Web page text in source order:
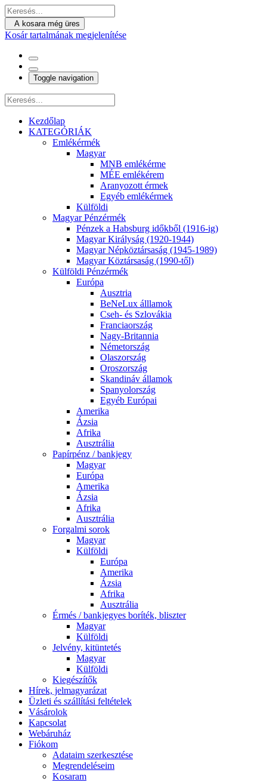
A kosara még üres
Kosár tartalmának megjelenítése
Toggle navigation
Kezdőlap
KATEGÓRIÁK
Emlékérmék
Magyar
MNB emlékérme
MÉE emlékérem
Aranyozott érmek
Egyéb emlékérmek
Külföldi
Magyar Pénzérmék
Pénzek a Habsburg időkből (1916-ig)
Magyar Királyság (1920-1944)
Magyar Népköztársaság (1945-1989)
Magyar Köztársaság (1990-től)
Külföldi Pénzérmék
Európa
Ausztria
BeNeLux álllamok
Cseh- és Szlovákia
Franciaország
Nagy-Britannia
Németország
Olaszország
Oroszország
Skandináv államok
Spanyolország
Egyéb Európai
Amerika
Ázsia
Afrika
Ausztrália
Papírpénz / bankjegy
Magyar
Európa
Amerika
Ázsia
Afrika
Ausztrália
Forgalmi sorok
Magyar
Külföldi
Európa
Amerika
Ázsia
Afrika
Ausztrália
Érmés / bankjegyes boríték, bliszter
Magyar
Külföldi
Jelvény, kitüntetés
Magyar
Külföldi
Kiegészítők
Hírek, jelmagyarázat
Üzleti és szállítási feltételek
Vásárolok
Kapcsolat
Webáruház
Fiókom
Adataim szerkesztése
Megrendeléseim
Kosaram